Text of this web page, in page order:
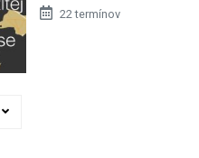
22 termínov